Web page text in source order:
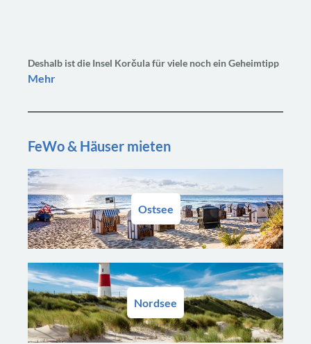
Deshalb ist die Insel Korčula für viele noch ein Geheimtipp
Mehr
FeWo & Häuser mieten
Ostsee
Nordsee